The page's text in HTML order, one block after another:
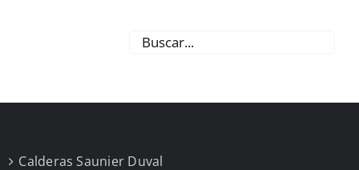
Calderas Saunier Duval